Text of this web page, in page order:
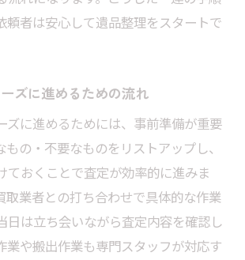
頼者は安心して遺品整理をスタートで
ズに進めるための流れ
ズに進めるためには、事前準備が重要
の・不要なものをリストアップし、
ておくことで査定が効率的に進みま
取業者との打ち合わせで具体的な作業
日は立ち会いながら査定内容を確認し
業や搬出作業も専門スタッフが対応す